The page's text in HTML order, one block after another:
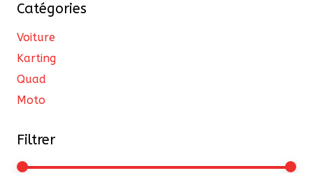
Catégories
Voiture
Karting
Quad
Moto
Filtrer